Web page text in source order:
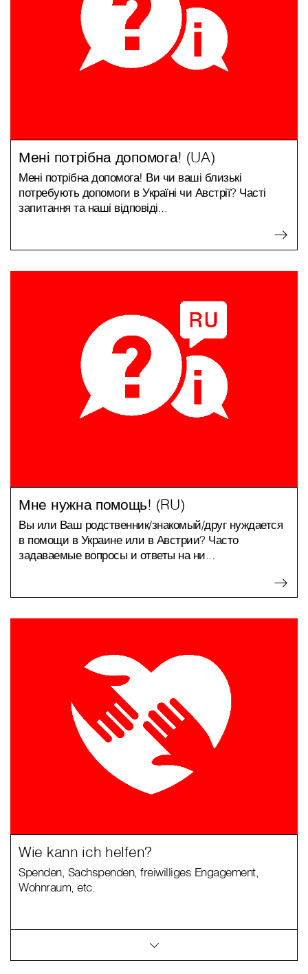
Мені потрібна допомога! (UA)
Мені потрібна допомога! Ви чи ваші близькі
потребують допомоги в Україні чи Австрії? Часті
запитання та наші відповіді...
Мне нужна помощь! (RU)
Вы или Ваш родственник/знакомый/друг нуждается
в помощи в Украине или в Австрии? Часто
задаваемые вопросы и ответы на ни...
Wie kann ich helfen?
Spenden, Sachspenden, freiwilliges Engagement,
Wohnraum, etc.